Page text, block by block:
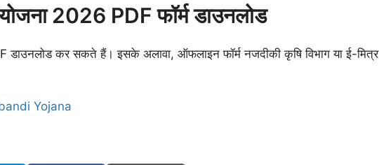
योजना 2026 PDF फॉर्म डाउनलोड
डाउनलोड कर सकते हैं। इसके अलावा, ऑफलाइन फॉर्म नजदीकी कृषि विभाग या ई-मित्र
Yojana